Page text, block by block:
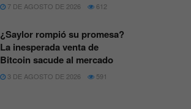
7 DE AGOSTO DE 2026 612
¿Saylor rompió su promesa?
La inesperada venta de
Bitcoin sacude al mercado
3 DE AGOSTO DE 2026 591